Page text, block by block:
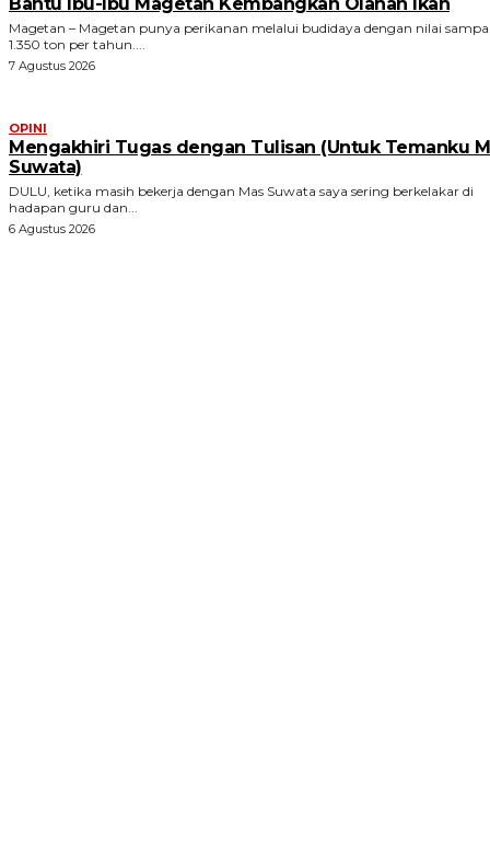
Magetan – Magetan punya perikanan melalui budidaya dengan nilai
1.350 ton per tahun....
7 Agustus 2026
OPINI
Mengakhiri Tugas dengan Tulisan (Untuk Temanku
Suwata)
DULU, ketika masih bekerja dengan Mas Suwata saya sering berkelakar di
hadapan guru dan...
6 Agustus 2026